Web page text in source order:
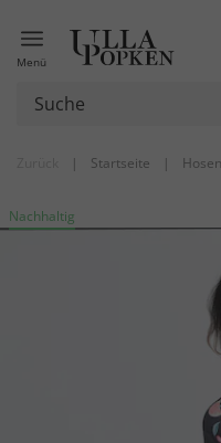
Menü
| Startseite | Hosen
Nachhaltig